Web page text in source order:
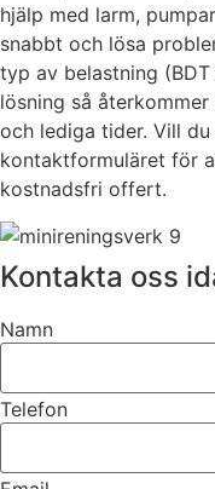
hjälp med larm,
snabbt och lösa
typ av belastning
lösning så
och lediga tider. Vill
kontaktformuläret för
kostnadsfri offert.
Kontakta oss
Namn
Telefon